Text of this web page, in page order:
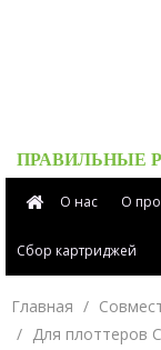
ПРАВИЛЬНЫЕ
О нас О
Сбор картриджей
Главная
Для плоттеров